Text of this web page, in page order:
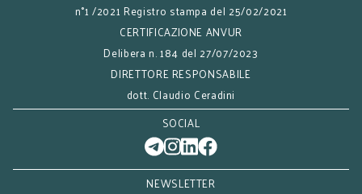
n°1 /2021 Registro stampa del 25/02/2021
CERTIFICAZIONE ANVUR
Delibera n. 184 del 27/07/2023
DIRETTORE RESPONSABILE
dott. Claudio Ceradini
SOCIAL
NEWSLETTER